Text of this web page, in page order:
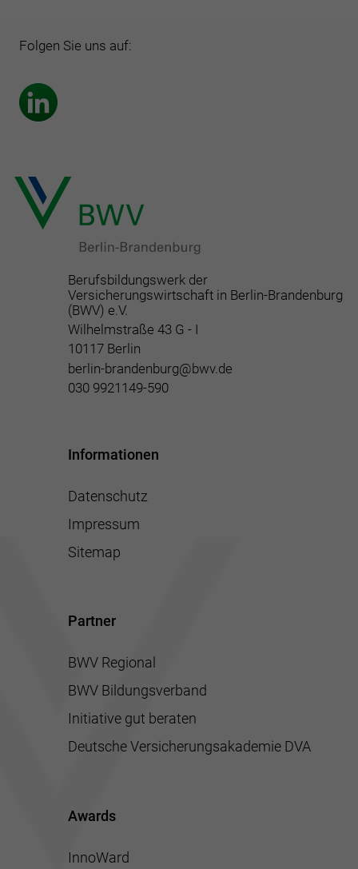
Folgen Sie uns auf:
Berufsbildungswerk der
Versicherungswirtschaft in Berlin-Brandenburg
(BWV) e.V.
Wilhelmstraße 43 G - I
10117 Berlin
berlin-brandenburg@bwv.de
030 9921149-590
Informationen
Datenschutz
Impressum
Sitemap
Partner
BWV Regional
BWV Bildungsverband
Initiative gut beraten
Deutsche Versicherungsakademie DVA
Awards
InnoWard